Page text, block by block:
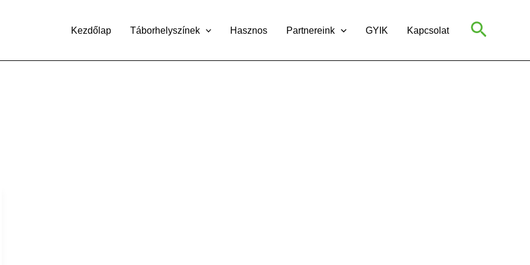
Kezdőlap Táborhelyszínek Hasznos Partnereink GYIK Kapcsolat Search